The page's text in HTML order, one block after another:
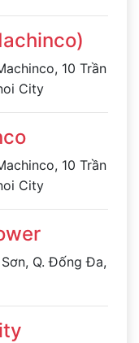
10 Trần
City
10 Trần
City
Q. Đống Đa,